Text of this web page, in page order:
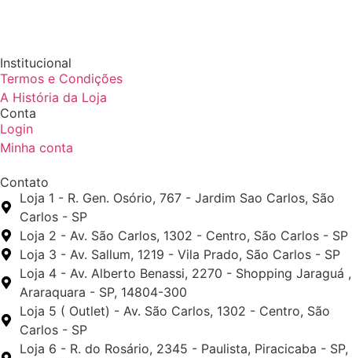
Institucional
Termos e Condições
A História da Loja
Conta
Login
Minha conta
Contato
Loja 1 - R. Gen. Osório, 767 - Jardim Sao Carlos, São
Carlos - SP
Loja 2 - Av. São Carlos, 1302 - Centro, São Carlos - SP
Loja 3 - Av. Sallum, 1219 - Vila Prado, São Carlos - SP
Loja 4 - Av. Alberto Benassi, 2270 - Shopping Jaraguá ,
Araraquara - SP, 14804-300
Loja 5 ( Outlet) - Av. São Carlos, 1302 - Centro, São
Carlos - SP
Loja 6 - R. do Rosário, 2345 - Paulista, Piracicaba - SP,